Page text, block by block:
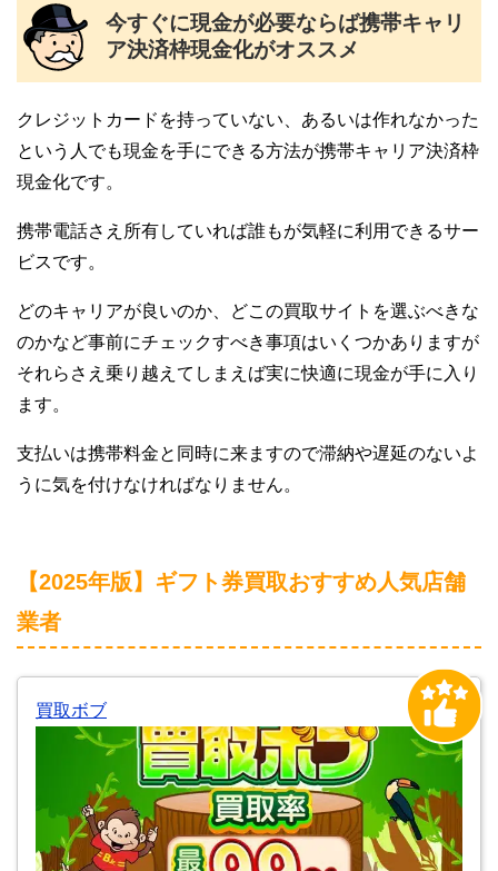
今すぐに現金が必要ならば携帯キャリ
ア決済枠現金化がオススメ
クレジットカードを持っていない、あるいは作れなかった
という人でも現金を手にできる方法が携帯キャリア決済枠
現金化です。
携帯電話さえ所有していれば誰もが気軽に利用できるサー
ビスです。
どのキャリアが良いのか、どこの買取サイトを選ぶべきな
のかなど事前にチェックすべき事項はいくつかありますが
それらさえ乗り越えてしまえば実に快適に現金が手に入り
ます。
支払いは携帯料金と同時に来ますので滞納や遅延のないよ
うに気を付けなければなりません。
【2025年版】ギフト券買取おすすめ人気店舗
業者
買取ボブ